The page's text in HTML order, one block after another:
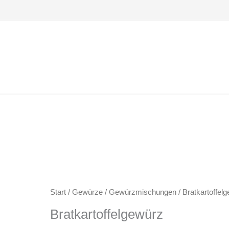
Inhalt
Start /Gewürze /Gewürzmischungen /
Bratkartoffelgewürz